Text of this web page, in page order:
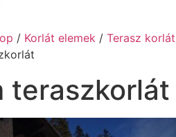
/ Korlát elemek / Terasz korlát
teraszkorlát